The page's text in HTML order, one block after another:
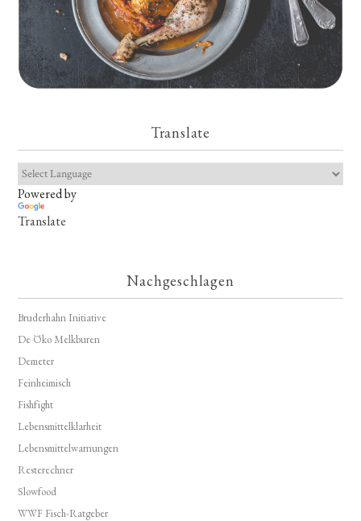
Translate
Powered by
Translate
Nachgeschlagen
Bruderhahn Initiative
De Öko Melkburen
Demeter
Feinheimisch
Fishfight
Lebensmittelklarheit
Lebensmittelwarnungen
Resterechner
Slowfood
WWF Fisch-Ratgeber